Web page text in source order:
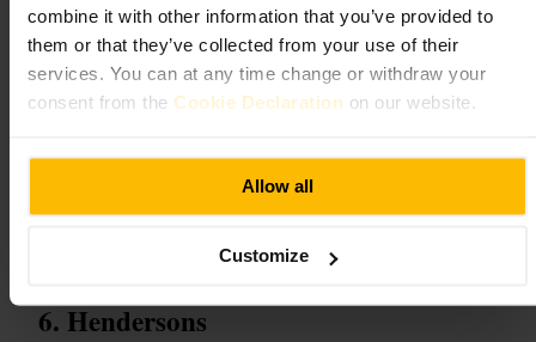
combine it with other information that you’ve provided to
them or that they’ve collected from your use of their
services. You can at any time change or withdraw your
consent from the Cookie Declaration on our website.
Allow all
Customize
Planen Sie Ihren Besuch
Reservieren Sie, wenn Sie die Dachterrasse oder den Feuerstellen‑Tisch
ist. Für Gruppen eignet sich ein gemeinsames Gericht zum Teilen, so
https://coldtownhouse.co.uk/
Hendersons